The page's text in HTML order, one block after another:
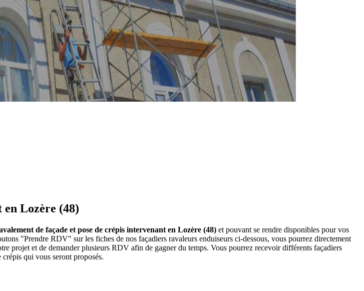
Lozère (48)
de façade et pose de crépis intervenant en Lozère (48) et pouvant se rendre disponibles pour vos
"Prendre RDV" sur les fiches de nos façadiers ravaleurs enduiseurs ci-dessous, vous pourrez directement
projet et de demander plusieurs RDV afin de gagner du temps. Vous pourrez recevoir différents façadiers
qui vous seront proposés.